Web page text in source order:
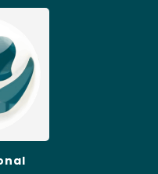
Convenio
Feminina
Convênio